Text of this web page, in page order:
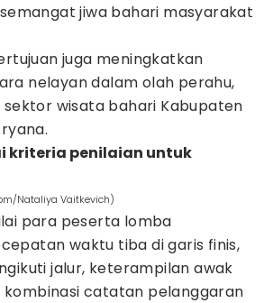
jiwa bahari masyarakat
juga meningkatkan
nelayan dalam olah perahu,
wisata bahari Kabupaten
kriteria penilaian untuk
Nataliya Vaitkevich)
para peserta lomba
waktu tiba di garis finis,
jalur, keterampilan awak
kombinasi catatan pelanggaran